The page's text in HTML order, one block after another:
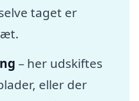
taget er
– her udskiftes
eller der